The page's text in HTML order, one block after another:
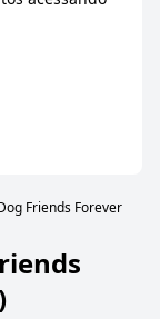
Friends Forever